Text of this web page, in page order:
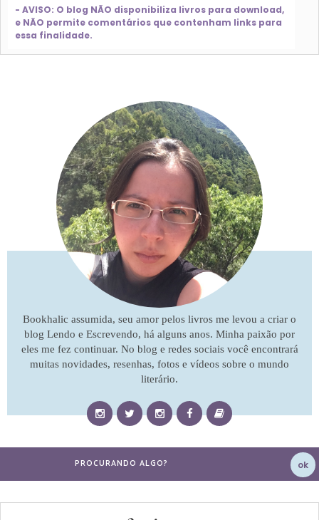
- AVISO: O blog NÃO disponibiliza livros para download,
e NÃO permite comentários que contenham links para
essa finalidade.
Bookhalic assumida, seu amor pelos livros me levou a criar o
blog Lendo e Escrevendo, há alguns anos. Minha paixão por
eles me fez continuar. No blog e redes sociais você encontrará
muitas novidades, resenhas, fotos e vídeos sobre o mundo
literário.